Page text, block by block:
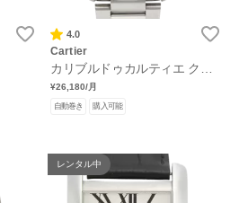
4.0
Cartier
カリブルドゥカルティエ クロ
ノグラフ
¥26,180/月
自動巻き 購入可能
レンタル中